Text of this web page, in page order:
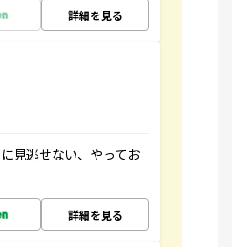
詳細を見る
見逃せない、やってお
詳細を見る